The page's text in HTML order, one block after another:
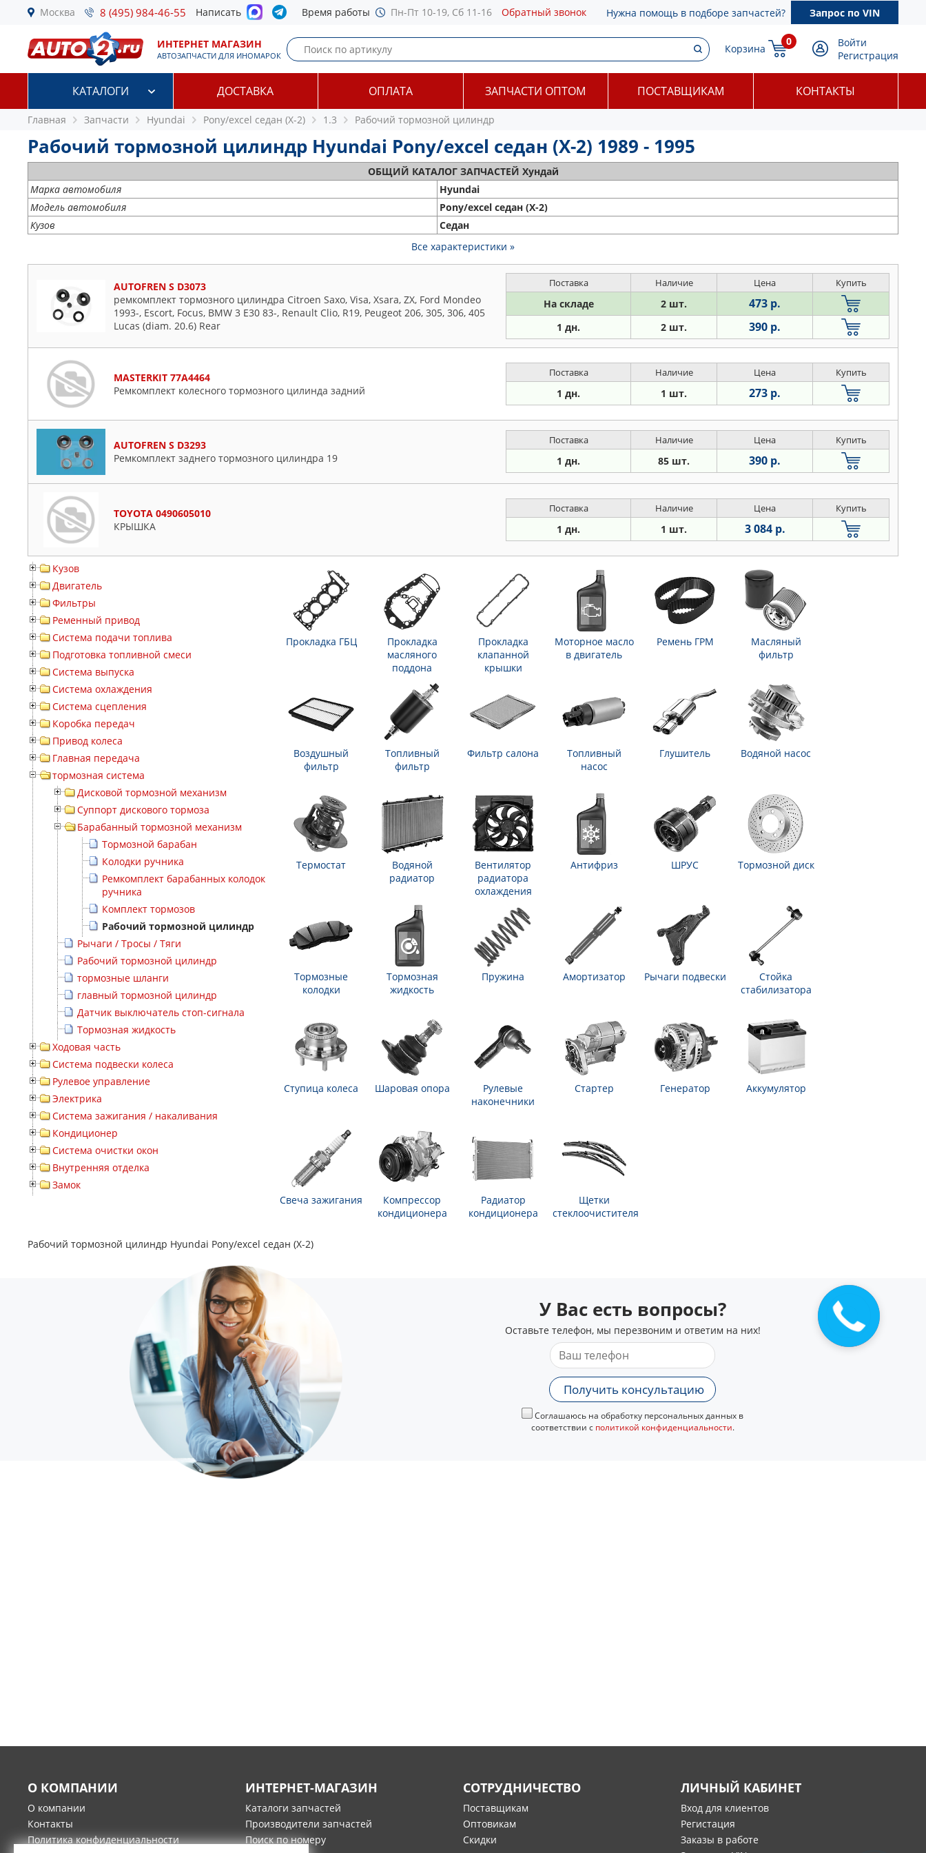
Москва 8 (495) 984-46-55 Написать Время работы Пн-Пт 10-19, Сб 11-16 Обратный звонок Нужна помощь в подборе запчастей? Запрос по VIN
ИНТЕРНЕТ МАГАЗИН
АВТОЗАПЧАСТИ ДЛЯ ИНОМАРОК
Корзина
0
Войти
Регистрация
КАТАЛОГИ ДОСТАВКА ОПЛАТА ЗАПЧАСТИ ОПТОМ ПОСТАВЩИКАМ КОНТАКТЫ
Главная Запчасти Hyundai Pony/excel седан (X-2) 1.3 Рабочий тормозной цилиндр
Рабочий тормозной цилиндр Hyundai Pony/excel седан (X-2) 1989 - 1995
ОБЩИЙ КАТАЛОГ ЗАПЧАСТЕЙ Хундай
Марка автомобиля
Hyundai
Модель автомобиля
Pony/excel седан (X-2)
Кузов
Седан
Все характеристики »
AUTOFREN S D3073
ремкомплект тормозного цилиндра Citroen Saxo, Visa, Xsara, ZX, Ford Mondeo
1993-, Escort, Focus, BMW 3 E30 83-, Renault Clio, R19, Peugeot 206, 305, 306, 405
Lucas (diam. 20.6) Rear
Поставка Наличие Цена Купить
На складе 2 шт. 473 р.
1 дн. 2 шт. 390 р.
MASTERKIT 77A4464
Ремкомплект колесного тормозного цилинда задний
Поставка Наличие Цена Купить
1 дн. 1 шт. 273 р.
AUTOFREN S D3293
Ремкомплект заднего тормозного цилиндра 19
Поставка Наличие Цена Купить
1 дн. 85 шт. 390 р.
TOYOTA 0490605010
КРЫШКА
Поставка Наличие Цена Купить
1 дн. 1 шт. 3 084 р.
Кузов
Двигатель
Фильтры
Ременный привод
Система подачи топлива
Подготовка топливной смеси
Система выпуска
Система охлаждения
Система сцепления
Коробка передач
Привод колеса
Главная передача
тормозная система
Дисковой тормозной механизм
Суппорт дискового тормоза
Барабанный тормозной механизм
Тормозной барабан
Колодки ручника
Ремкомплект барабанных колодок
ручника
Комплект тормозов
Рабочий тормозной цилиндр
Рычаги / Тросы / Тяги
Рабочий тормозной цилиндр
тормозные шланги
главный тормозной цилиндр
Датчик выключатель стоп-сигнала
Тормозная жидкость
Ходовая часть
Система подвески колеса
Рулевое управление
Электрика
Система зажигания / накаливания
Кондиционер
Система очистки окон
Внутренняя отделка
Замок
Прокладка ГБЦ
Прокладка
масляного
поддона
Прокладка
клапанной
крышки
Моторное масло
в двигатель
Ремень ГРМ
Масляный
фильтр
Воздушный
фильтр
Топливный
фильтр
Фильтр салона
Топливный
насос
Глушитель Водяной насос
Термостат
Водяной
радиатор
Вентилятор
радиатора
охлаждения
Антифриз ШРУС Тормозной диск
Тормозные
колодки
Тормозная
жидкость
Пружина Амортизатор Рычаги подвески
Стойка
стабилизатора
Ступица колеса Шаровая опора
Рулевые
наконечники
Стартер Генератор Аккумулятор
Свеча зажигания
Компрессор
кондиционера
Радиатор
кондиционера
Щетки
стеклоочистителя
Рабочий тормозной цилиндр Hyundai Pony/excel седан (X-2)
У Вас есть вопросы?
Оставьте телефон, мы перезвоним и ответим на них!
Получить консультацию
Соглашаюсь на обработку персональных данных в
соответствии с политикой конфиденциальности.
О КОМПАНИИ
О компании
Контакты
Политика конфиденциальности
ИНТЕРНЕТ-МАГАЗИН
Каталоги запчастей
Производители запчастей
Поиск по номеру
СОТРУДНИЧЕСТВО
Поставщикам
Оптовикам
Скидки
ЛИЧНЫЙ КАБИНЕТ
Вход для клиентов
Регистация
Заказы в работе